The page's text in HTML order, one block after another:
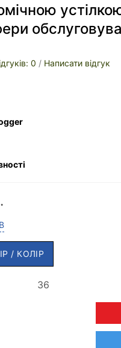
0 / Написати відгук
/ КОЛІР